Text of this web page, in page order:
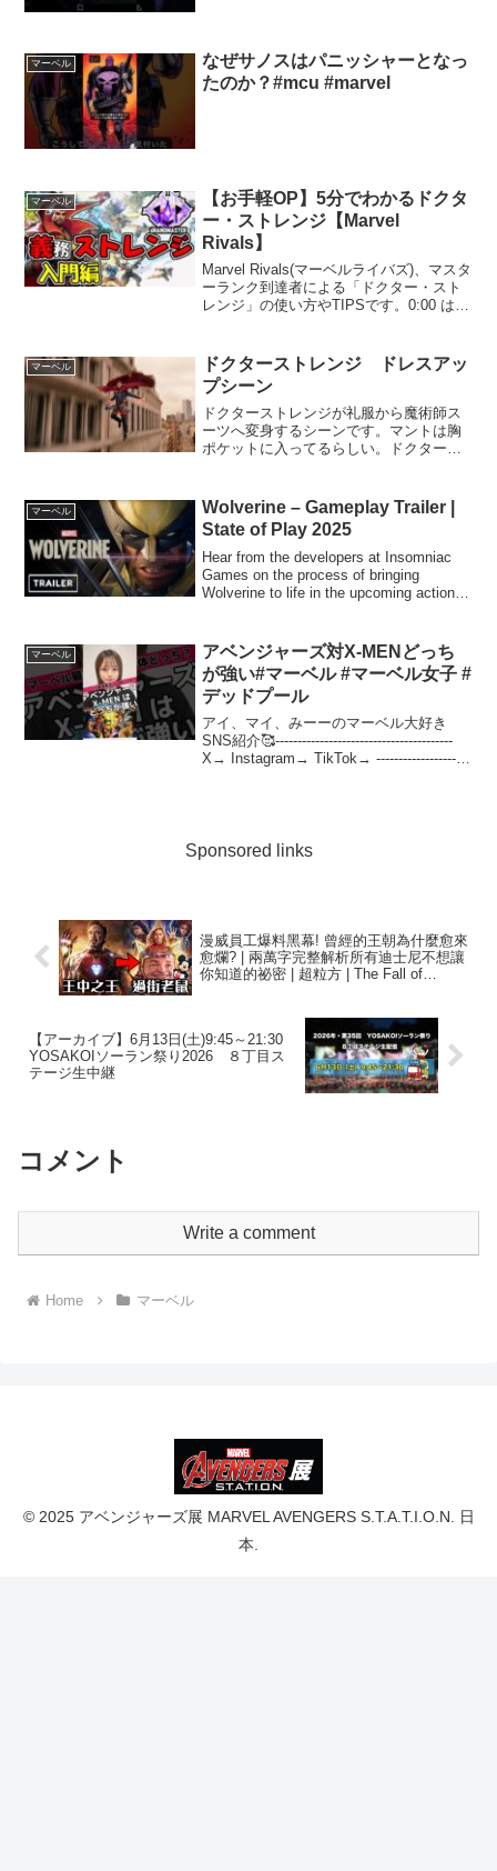
マーベル
なぜサノスはパニッシャーとなっ
たのか？#mcu #marvel
マーベル
【お手軽OP】5分でわかるドクタ
ー・ストレンジ【Marvel
Rivals】
Marvel Rivals(マーベルライバズ)、マスタ
ーランク到達者による「ドクター・スト
レンジ」の使い方やTIPSです。0:00 はじ
ク...
マーベル
ドクターストレンジ ドレスアッ
プシーン
ドクターストレンジが礼服から魔術師ス
ーツへ変身するシーンです。マントは胸
ポケットに入ってるらしい。ドクタース
マーベル
Wolverine – Gameplay Trailer |
State of Play 2025
Hear from the developers at Insomniac
Games on the process of bringing
Wolverine to life in the upcoming action-
マーベル
アベンジャーズ対X-MENどっち
が強い#マーベル #マーベル女子 #
デッドプール
アイ、マイ、みーーのマーベル大好き
SNS紹介🥰----------------------------------------
X→ Instagram→ TikTok→ ---------------------
Sponsored links
漫威員工爆料黑幕! 曾經的王朝為什麼愈來
愈爛? | 兩萬字完整解析所有迪士尼不想讓
你知道的祕密 | 超粒方 | The Fall of
【アーカイブ】6月13日(土)9:45～21:30
YOSAKOIソーラン祭り2026 ８丁目ス
テージ生中継
コメント
Write a comment
Home マーベル
© 2025 アベンジャーズ展 MARVEL AVENGERS S.T.A.T.I.O.N. 日
本.